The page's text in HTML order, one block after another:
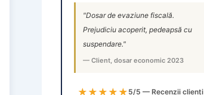
"Dosar de evaziune fiscală.
Prejudiciu acoperit, pedeapsă cu
suspendare."
— Client, dosar economic 2023
★★★★★ 5/5 — Recenzii clienți